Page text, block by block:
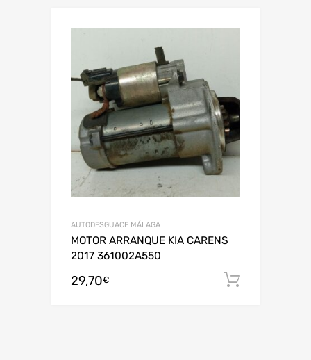
AUTODESGUACE MÁLAGA
MOTOR ARRANQUE KIA CARENS
2017 361002A550
29,70€